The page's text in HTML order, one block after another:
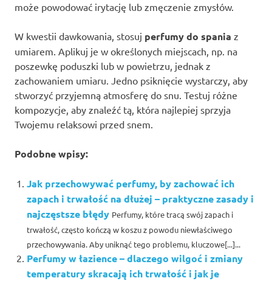
może powodować irytację lub zmęczenie zmysłów.
W kwestii dawkowania, stosuj perfumy do spania z
umiarem. Aplikuj je w określonych miejscach, np. na
poszewkę poduszki lub w powietrzu, jednak z
zachowaniem umiaru. Jedno psiknięcie wystarczy, aby
stworzyć przyjemną atmosferę do snu. Testuj różne
kompozycje, aby znaleźć tą, która najlepiej sprzyja
Twojemu relaksowi przed snem.
Podobne wpisy:
Jak przechowywać perfumy, by zachować ich
zapach i trwałość na dłużej – praktyczne zasady i
najczęstsze błędy Perfumy, które tracą swój zapach i
trwałość, często kończą w koszu z powodu niewłaściwego
przechowywania. Aby uniknąć tego problemu, kluczowe[...]...
Perfumy w łazience – dlaczego wilgoć i zmiany
temperatury skracają ich trwałość i jak je